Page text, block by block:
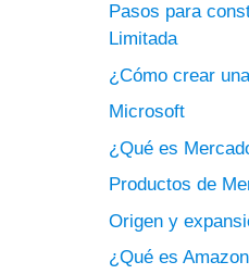
Pasos para
Limitada
¿Cómo crear
Microsoft
¿Qué es
Productos de
Origen y
¿Qué es